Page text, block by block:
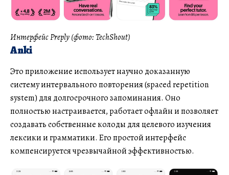
Интерфейс Preply (фото: TechShout)
Anki
Это приложение использует научно доказанную
систему интервального повторения (spaced repetition
system) для долгосрочного запоминания. Оно
полностью настраивается, работает офлайн и позволяет
создавать собственные колоды для целевого изучения
лексики и грамматики. Его простой интерфейс
компенсируется чрезвычайной эффективностью.